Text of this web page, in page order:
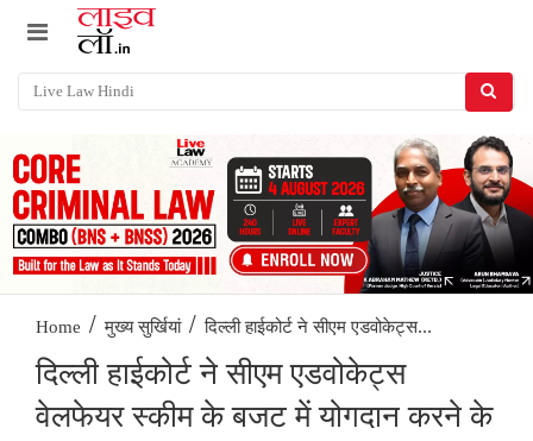
Home / मुख्य सुर्खियां / दिल्ली हाईकोर्ट ने सीएम एडवोकेट्स...
दिल्ली हाईकोर्ट ने सीएम एडवोकेट्स
वेलफेयर स्कीम के बजट में योगदान करने के